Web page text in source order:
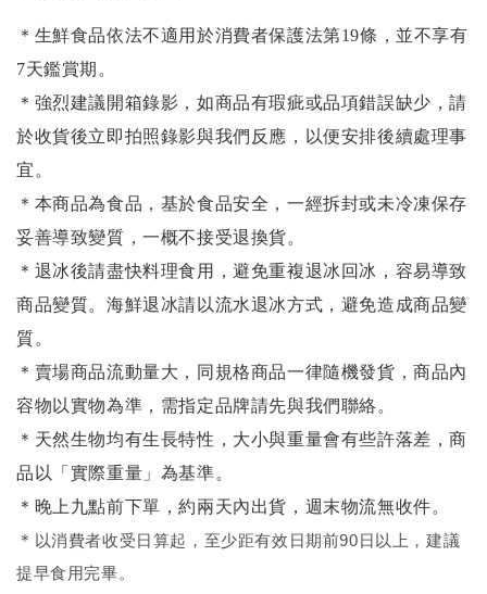
＊生鮮食品依法不適用於消費者保護法第19條，並不享有
7天鑑賞期。
＊強烈建議開箱錄影，如商品有瑕疵或品項錯誤缺少，請
於收貨後立即拍照錄影與我們反應，以便安排後續處理事
宜。
＊本商品為食品，基於食品安全，一經拆封或未冷凍保存
妥善導致變質，一概不接受退換貨。
＊退冰後請盡快料理食用，避免重複退冰回冰，容易導致
商品變質。海鮮退冰請以流水退冰方式，避免造成商品變
質。
＊賣場商品流動量大，同規格商品一律隨機發貨，商品內
容物以實物為準，需指定品牌請先與我們聯絡。
＊天然生物均有生長特性，大小與重量會有些許落差，商
品以「實際重量」為基準。
＊晚上九點前下單，約兩天內出貨，週末物流無收件。
＊ 以消費者收受日算起，至少距有效日期前90日以上，建議
提早食用完畢。